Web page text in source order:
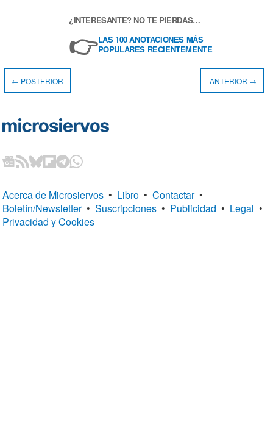
¿INTERESANTE? NO TE PIERDAS…
👉LAS 100 ANOTACIONES MÁS
POPULARES RECIENTEMENTE
← POSTERIOR ANTERIOR →
Acerca de Microsiervos • Libro • Contactar •
Boletín/Newsletter • Suscripciones • Publicidad • Legal •
Privacidad y Cookies